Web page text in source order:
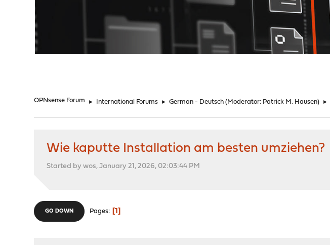
OPNsense Forum ► International Forums ► German - Deutsch (Moderator: Patrick M. Hausen) ►
Wie kaputte Installation am besten umziehen?
Started by wos, January 21, 2026, 02:03:44 PM
GO DOWN Pages 1